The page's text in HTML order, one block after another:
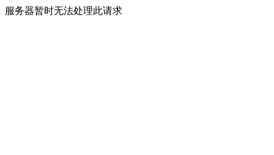
服务器暂时无法处理此请求